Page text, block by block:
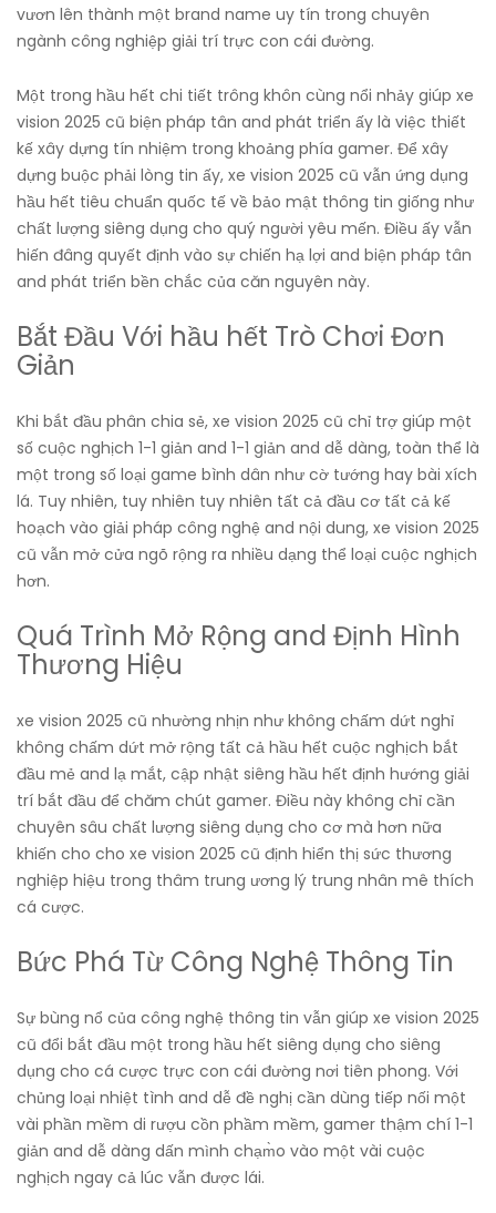
vươn lên thành một brand name uy tín trong chuyên
ngành công nghiệp giải trí trực con cái đường.
Một trong hầu hết chi tiết trông khôn cùng nổi nhảy giúp xe
vision 2025 cũ biện pháp tân and phát triển ấy là việc thiết
kế xây dựng tín nhiệm trong khoảng phía gamer. Để xây
dựng buộc phải lòng tin ấy, xe vision 2025 cũ vẫn ứng dụng
hầu hết tiêu chuẩn quốc tế về bảo mật thông tin giống như
chất lượng siêng dụng cho quý người yêu mến. Điều ấy vẫn
hiến đâng quyết định vào sự chiến hạ lợi and biện pháp tân
and phát triển bền chắc của căn nguyên này.
Bắt Đầu Với hầu hết Trò Chơi Đơn
Giản
Khi bắt đầu phân chia sẻ, xe vision 2025 cũ chỉ trợ giúp một
số cuộc nghịch 1-1 giản and 1-1 giản and dễ dàng, toàn thể là
một trong số loại game bình dân như cờ tướng hay bài xích
lá. Tuy nhiên, tuy nhiên tuy nhiên tất cả đầu cơ tất cả kế
hoạch vào giải pháp công nghệ and nội dung, xe vision 2025
cũ vẫn mở cửa ngõ rộng ra nhiều dạng thể loại cuộc nghịch
hơn.
Quá Trình Mở Rộng and Định Hình
Thương Hiệu
xe vision 2025 cũ nhường nhịn như không chấm dứt nghỉ
không chấm dứt mở rộng tất cả hầu hết cuộc nghịch bắt
đầu mẻ and lạ mắt, cập nhật siêng hầu hết định hướng giải
trí bắt đầu để chăm chút gamer. Điều này không chỉ cần
chuyên sâu chất lượng siêng dụng cho cơ mà hơn nữa
khiến cho cho xe vision 2025 cũ định hiển thị sức thương
nghiệp hiệu trong thâm trung ương lý trung nhân mê thích
cá cược.
Bức Phá Từ Công Nghệ Thông Tin
Sự bùng nổ của công nghệ thông tin vẫn giúp xe vision 2025
cũ đổi bắt đầu một trong hầu hết siêng dụng cho siêng
dụng cho cá cược trực con cái đường nơi tiên phong. Với
chủng loại nhiệt tình and dễ đề nghị cần dùng tiếp nối một
vài phần mềm di rượu cồn phầm mềm, gamer thậm chí 1-1
giản and dễ dàng dấn mình chạm̀o vào một vài cuộc
nghịch ngay cả lúc vẫn được lái.